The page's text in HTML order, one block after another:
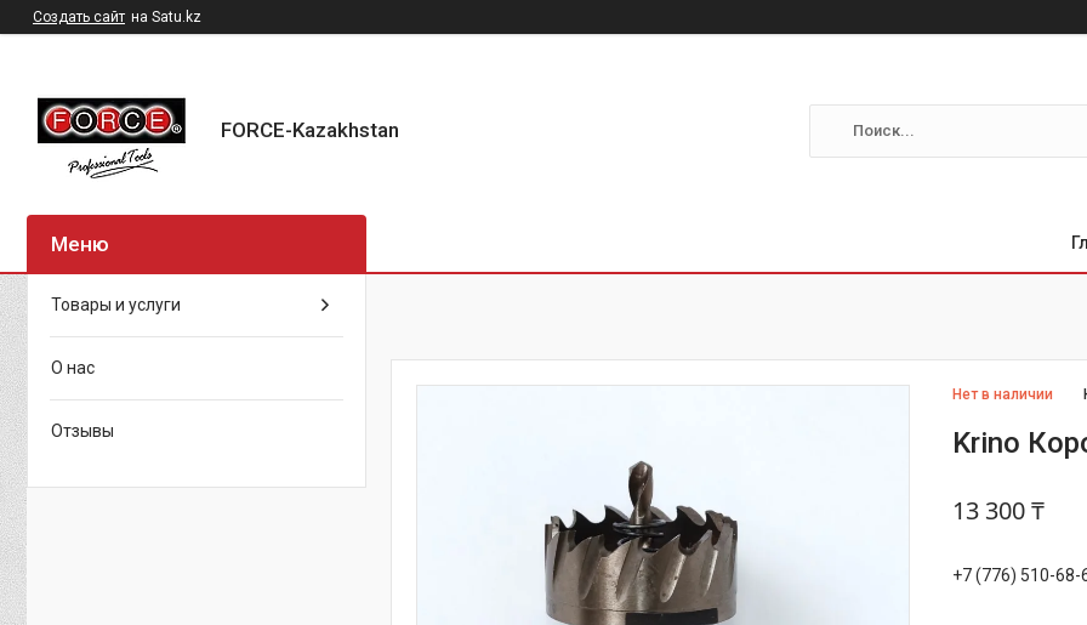
Создать сайт на Satu.kz
FORCE-Kazakhstan
Нет в наличии
Krino
13 300 ₸
+7 (776) 510-68-
Товары и услуги
О нас
Отзывы